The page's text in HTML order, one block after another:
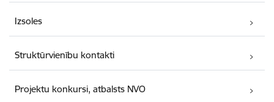
Izsoles
Struktūrvienību kontakti
Projektu konkursi, atbalsts NVO